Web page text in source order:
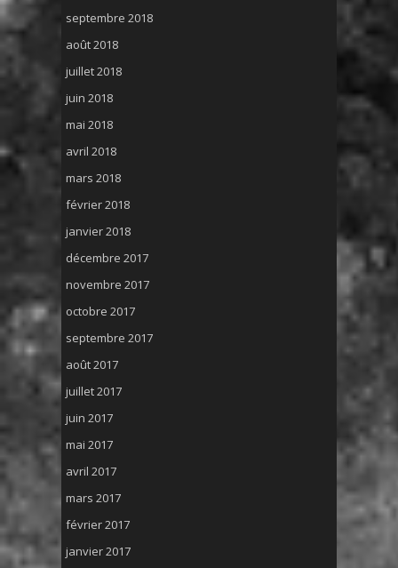
septembre 2018
août 2018
juillet 2018
juin 2018
mai 2018
avril 2018
mars 2018
février 2018
janvier 2018
décembre 2017
novembre 2017
octobre 2017
septembre 2017
août 2017
juillet 2017
juin 2017
mai 2017
avril 2017
mars 2017
février 2017
janvier 2017